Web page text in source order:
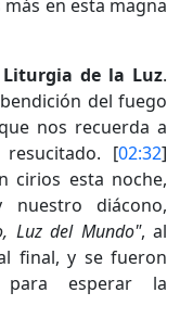
en esta magna
Liturgia de la Luz.
del fuego
nos recuerda a
[02:32]
cirios esta noche,
diácono,
Luz del Mundo", al
final, y se fueron
para esperar la